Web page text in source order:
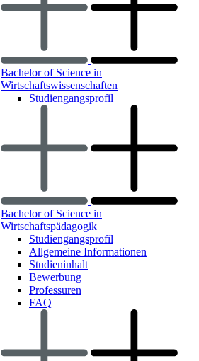
Bachelor of Science in
Wirtschaftswissenschaften
Studiengangsprofil
Bachelor of Science in
Wirtschaftspädagogik
Studiengangsprofil
Allgemeine Informationen
Studieninhalt
Bewerbung
Professuren
FAQ